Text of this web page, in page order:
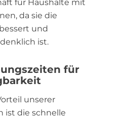
für Haushalte mit
da sie die
und
ist.
für
unserer
ist die schnelle